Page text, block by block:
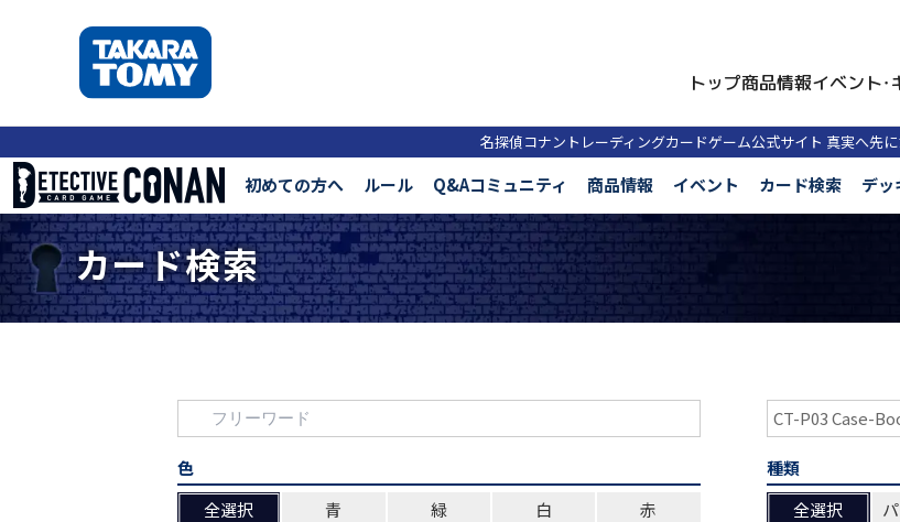
トップ商品情報イベント
名探偵コナントレーディングカードゲーム公式サイト 真実へ先
初めての方へ ルール Q&Aコミュニティ 商品情報 イベント カード検索 デッ
カード検索
色
全選択
青 緑 白
赤
種類
全選択